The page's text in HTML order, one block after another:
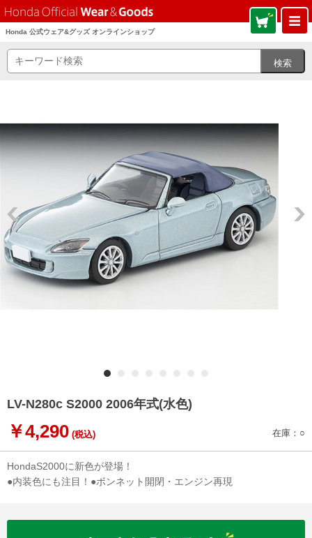
Honda 公式ウェア&グッズ オンラインショップ
LV-N280c S2000 2006年式(水色)
￥4,290 (税込) 在庫：○
HondaS2000に新色が登場！
●内装色にも注目！●ボンネット開閉・エンジン再現